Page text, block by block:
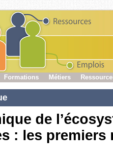
Formations Métiers
de
: les